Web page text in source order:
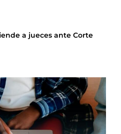
a jueces ante Corte